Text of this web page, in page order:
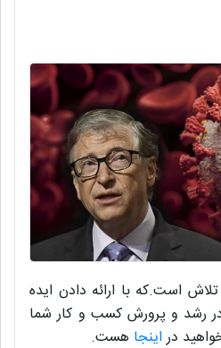
است.که با ارائه دادن ایده
رشد و پرورش کسب و کارشما
دراینجا هست.